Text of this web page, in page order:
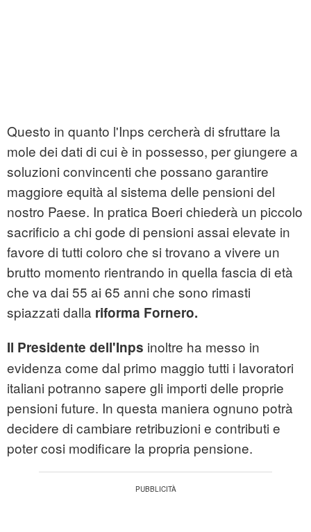
Questo in quanto l'Inps cercherà di sfruttare la
mole dei dati di cui è in possesso, per giungere a
soluzioni convincenti che possano garantire
maggiore equità al sistema delle pensioni del
nostro Paese. In pratica Boeri chiederà un piccolo
sacrificio a chi gode di pensioni assai elevate in
favore di tutti coloro che si trovano a vivere un
brutto momento rientrando in quella fascia di età
che va dai 55 ai 65 anni che sono rimasti
spiazzati dalla riforma Fornero.
Il Presidente dell'Inps inoltre ha messo in
evidenza come dal primo maggio tutti i lavoratori
italiani potranno sapere gli importi delle proprie
pensioni future. In questa maniera ognuno potrà
decidere di cambiare retribuzioni e contributi e
poter cosi modificare la propria pensione.